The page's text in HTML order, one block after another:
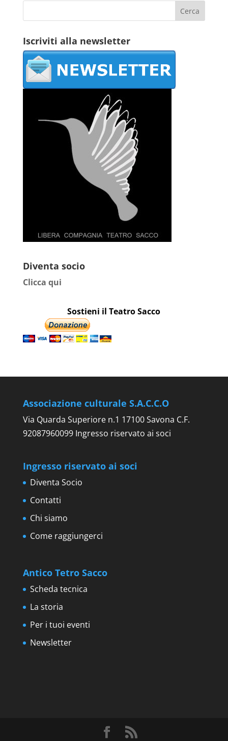
Iscriviti alla newsletter
Diventa socio
Clicca qui
Sostieni il Teatro Sacco
Associazione culturale S.A.C.C.O
Via Quarda Superiore n.1 17100 Savona C.F.
92087960099 Ingresso riservato ai soci
Ingresso riservato ai soci
Diventa Socio
Contatti
Chi siamo
Come raggiungerci
Antico Tetro Sacco
Scheda tecnica
La storia
Per i tuoi eventi
Newsletter